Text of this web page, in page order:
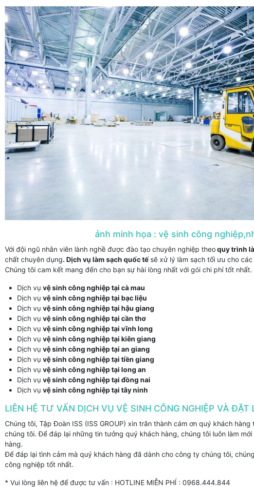
ảnh minh họa : vệ sinh công nghiệp,nhà
Với đội ngũ nhân viên lành nghề được đào tạo chuyên nghiệp theoquy trình
chất chuyên dụng. Dịch vụ làm sạch quốc tếsẽ xử lý làm sạch tối ưu cho
Chúng tôi cam kết mang đến cho bạn sự hài lòng nhất với gói chi phí tốt nhất.
Dịch vụ vệ sinh công nghiệp tại cà mau
Dịch vụ vệ sinh công nghiệp tại bạc liệu
Dịch vụ vệ sinh công nghiệp tại hậu giang
Dịch vụ vệ sinh công nghiệp tại cần thơ
Dịch vụ vệ sinh công nghiệp tại vĩnh long
Dịch vụ vệ sinh công nghiệp tại kiên giang
Dịch vụ vệ sinh công nghiệp tại an giang
Dịch vụ vệ sinh công nghiệp tại tiền giang
Dịch vụ vệ sinh công nghiệp tại long an
Dịch vụ vệ sinh công nghiệp tại đồng nai
Dịch vụ vệ sinh công nghiệp tại tây ninh
LIÊN HỆ TƯ VẤN DỊCH VỤ VỆ SINH CÔNG NGHIỆP VÀ ĐẶT
Chúng tôi, Tập Đoàn ISS (ISS GROUP) xin trân thành cám ơn quý khách
chúng tôi. Để đáp lại những tin tưởng quý khách hàng, chúng tôi luôn làm
hàng.
Để đáp lại tình cảm mà quý khách hàng đã dành cho công ty chúng tôi,
công nghiệp tốt nhất.
* Vui lòng liên hệ để được tư vấn : HOTLINE MIỄN PHÍ : 0968.444.844